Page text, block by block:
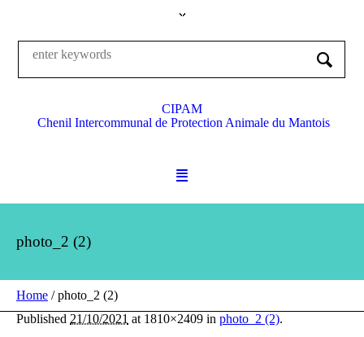
CIPAM
Chenil Intercommunal de Protection Animale du Mantois
photo_2 (2)
Home /photo_2 (2)
Published 21/10/2021 at 1810×2409 in photo_2 (2).